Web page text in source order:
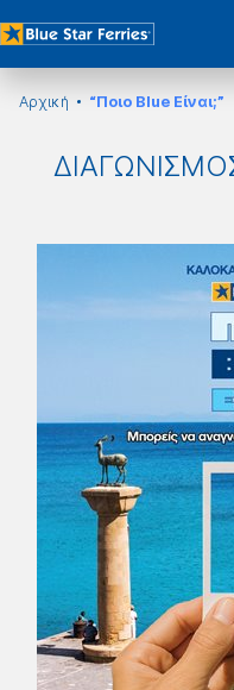
Αρχική “Ποιο Blue Είναι;”
ΔΙΑΓΩΝΙΣΜΟΣ